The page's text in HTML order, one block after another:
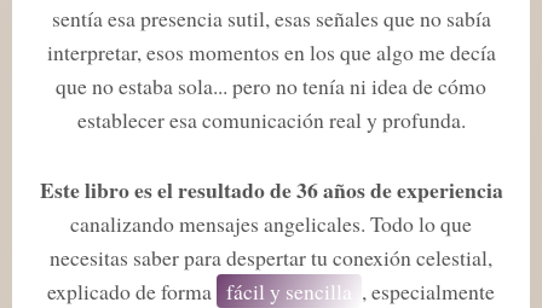
sentía esa presencia sutil, esas señales que no sabía
interpretar, esos momentos en los que algo me decía
que no estaba sola... pero no tenía ni idea de cómo
establecer esa comunicación real y profunda.
Este libro es el resultado de 36 años de experiencia
canalizando mensajes angelicales. Todo lo que
necesitas saber para despertar tu conexión celestial,
explicado de forma fácil y sencilla , especialmente